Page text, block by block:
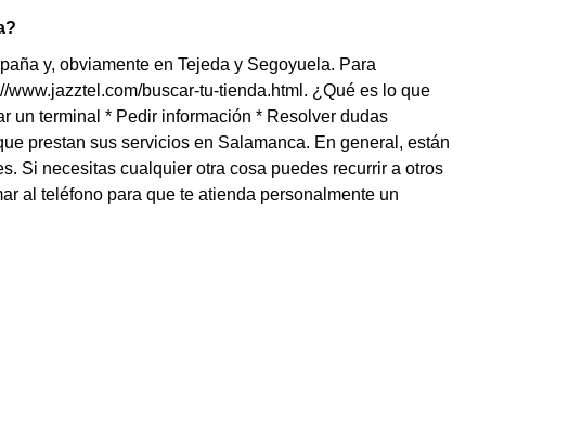
y, obviamente en Tejeda y Segoyuela. Para
buscar-tu-tienda.html. ¿Qué es lo que
un terminal * Pedir información * Resolver dudas
prestan sus servicios en Salamanca. En general, están
Si necesitas cualquier otra cosa puedes recurrir a otros
al teléfono para que te atienda personalmente un